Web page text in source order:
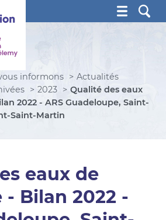
Saint-Martin, Saint
informons
Actualités
2023
Qualité des eaux
2022 - ARS Guadeloupe, Saint-
Saint-Martin
eaux de
Bilan 2022 -